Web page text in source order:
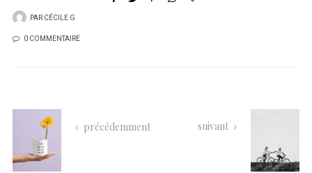
PAR CÉCILE G
0 COMMENTAIRE
précédemment suivant